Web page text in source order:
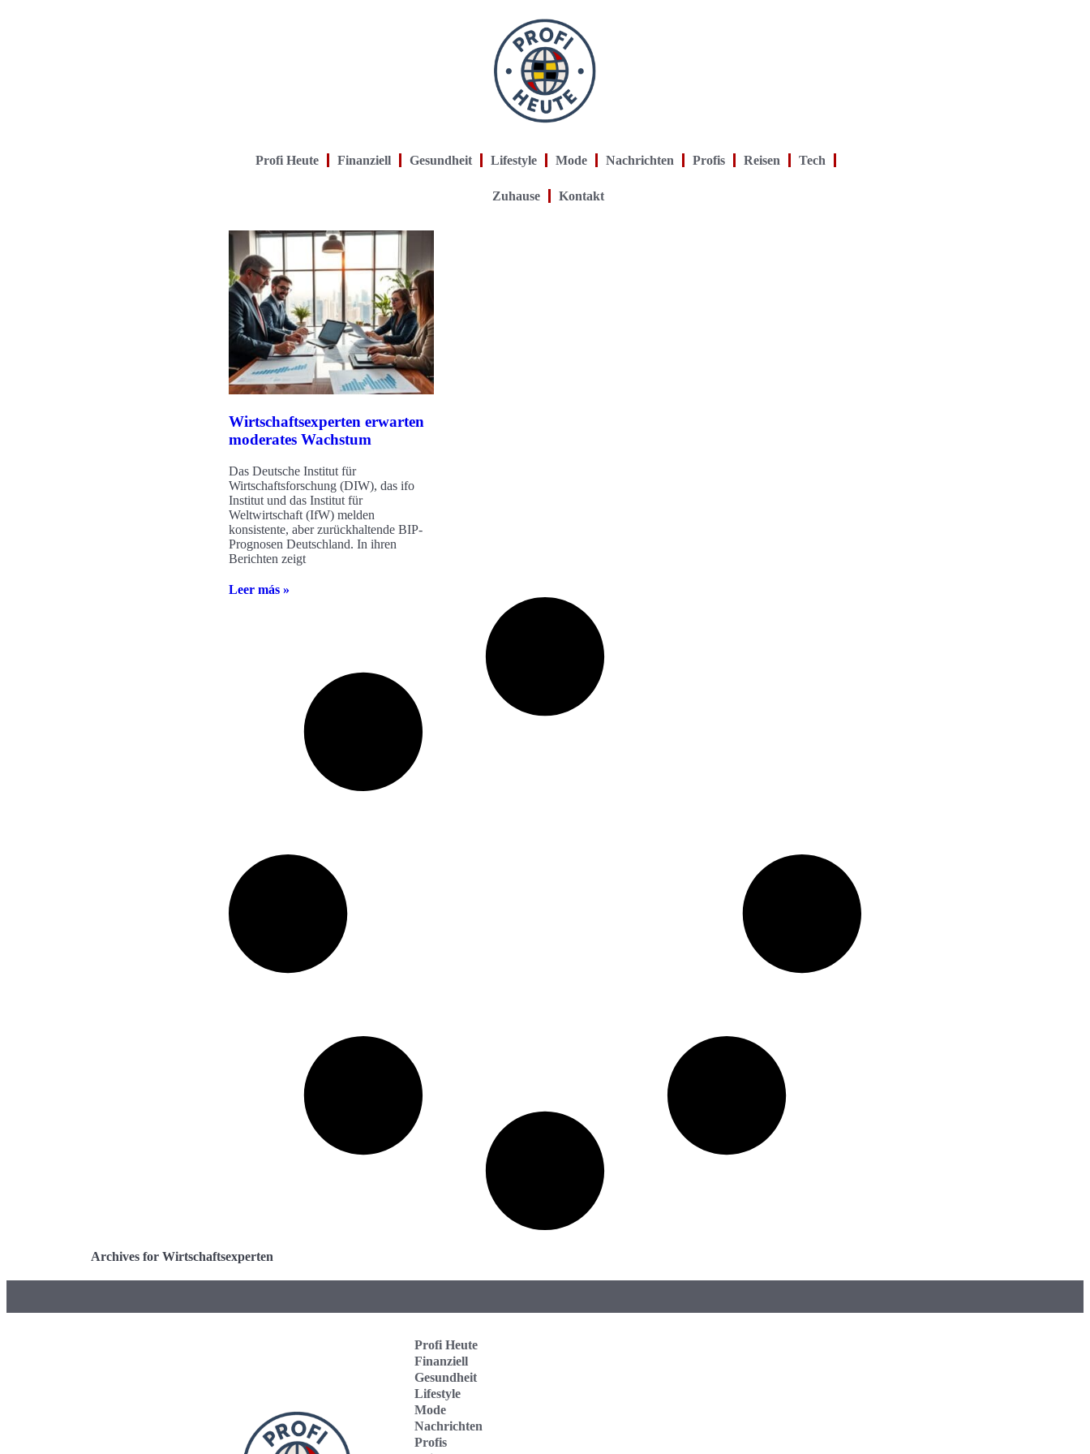
Profi Heute Finanziell Gesundheit Lifestyle Mode Nachrichten Profis Reisen Tech
Zuhause Kontakt
Wirtschaftsexperten erwarten
moderates Wachstum
Das Deutsche Institut für
Wirtschaftsforschung (DIW), das ifo
Institut und das Institut für
Weltwirtschaft (IfW) melden
konsistente, aber zurückhaltende BIP-
Prognosen Deutschland. In ihren
Berichten zeigt
Leer más »
Archives for Wirtschaftsexperten
Profi Heute
Finanziell
Gesundheit
Lifestyle
Mode
Nachrichten
Profis